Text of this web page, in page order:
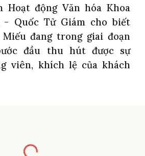
Hoạt động Văn hóa Khoa
- Quốc Tử Giám cho biết
đang trong giai đoạn
đầu thu hút được sự
viên, khích lệ của khách